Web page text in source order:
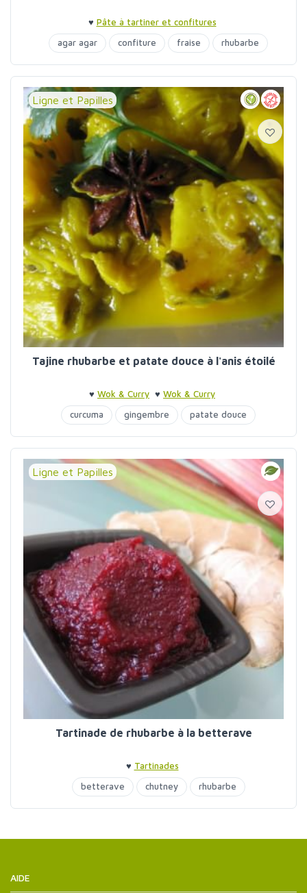
♥ Pâte à tartiner et confitures
agar agar
confiture fraise rhubarbe
Ligne et Papilles
Tajine rhubarbe et patate douce à l'anis étoilé
♥ Wok & Curry ♥ Wok & Curry
curcuma
gingembre patate douce
rhubarbe
Ligne et Papilles
Tartinade de rhubarbe à la betterave
♥ Tartinades
betterave
chutney rhubarbe
AIDE